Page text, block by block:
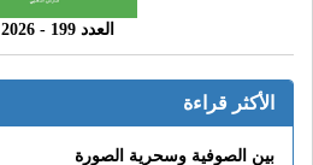
العدد 199 - 2026 Jul
الأكثر قراءة
بين الصوفية وسحرية الصورة